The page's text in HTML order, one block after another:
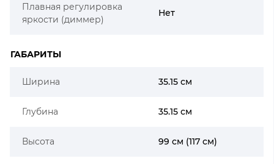
Плавная регулировка
яркости (диммер)
Нет
ГАБАРИТЫ
Ширина 35.15 см
Глубина 35.15 см
Высота 99 см (117 см)